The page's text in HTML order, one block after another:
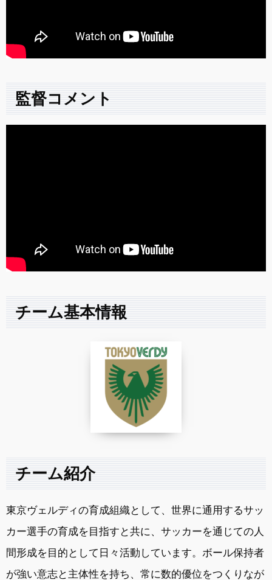
監督コメント
チーム基本情報
チーム紹介
東京ヴェルディの育成組織として、世界に通用するサッ
カー選手の育成を目指すと共に、サッカーを通じての人
間形成を目的として日々活動しています。ボール保持者
が強い意志と主体性を持ち、常に数的優位をつくりなが